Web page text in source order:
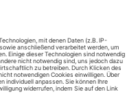
dürften Schuberts
pessimistisch erlebt
französischen Tenors
Tour d’horizondurch das
dieser «schauerlichen»
haben soll, bei